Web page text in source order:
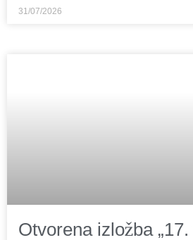
31/07/2026
Otvorena izložba